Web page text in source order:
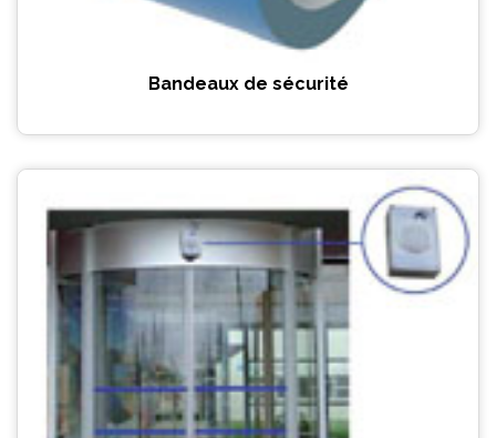
Bandeaux de sécurité